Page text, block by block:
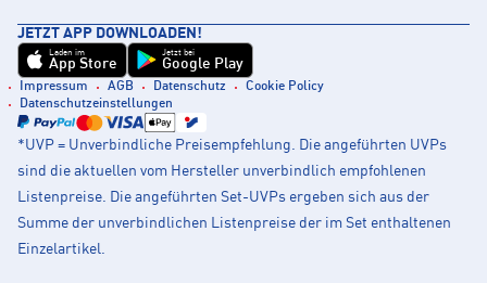
JETZT APP DOWNLOADEN!
Laden im
App Store
Jetzt bei
Google Play
Impressum AGB Datenschutz
Cookie Policy
Datenschutzeinstellungen
*UVP = Unverbindliche Preisempfehlung. Die angeführten UVPs
sind die aktuellen vom Hersteller unverbindlich empfohlenen
Listenpreise. Die angeführten Set-UVPs ergeben sich aus der
Summe der unverbindlichen Listenpreise der im Set enthaltenen
Einzelartikel.